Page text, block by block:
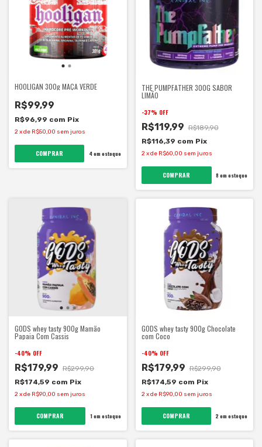
HOOLIGAN 300g MAÇA VERDE
R$99,99
R$96,99 com Pix
2xde R$50,00 sem juros
4em estoque
THE PUMPFATHER 300G SABOR
LIMÃO
-37% OFF
R$119,99 R$189,90
R$116,39 com Pix
2 xde R$60,00 sem juros
8 em estoque
GODS whey tasty 900g Mamão
Papaia Com Cassis
-40% OFF
R$179,99 R$299,90
R$174,59 com Pix
2xde R$90,00 sem juros
1em estoque
GODS whey tasty 900g Chocolate
com Coco
-40% OFF
R$179,99 R$299,90
R$174,59 com Pix
2 xde R$90,00 sem juros
2em estoque